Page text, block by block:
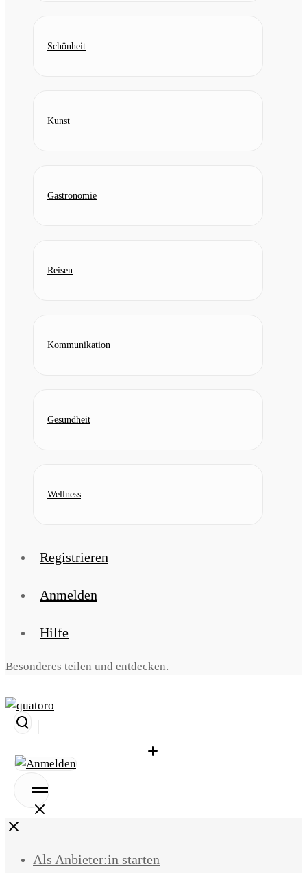
Schönheit
Kunst
Gastronomie
Reisen
Kommunikation
Gesundheit
Wellness
Registrieren
Anmelden
Hilfe
Besonderes teilen und entdecken.
Suche
Open
Menu
Close
Als Anbieter:in starten